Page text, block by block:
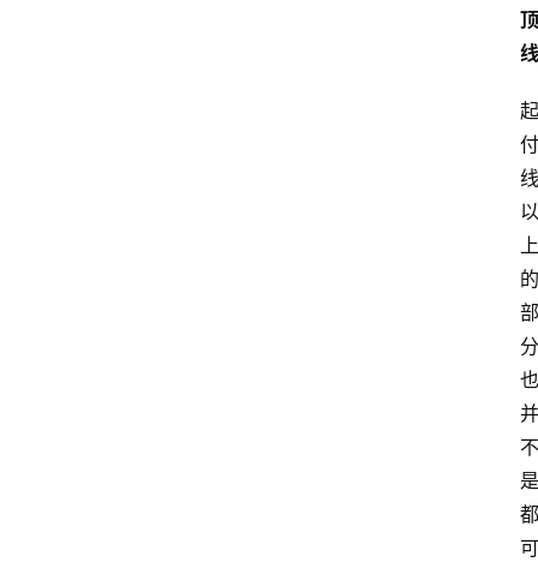
顶
线
起
付
线
以
上
的
部
分
也
并
不
是
都
可